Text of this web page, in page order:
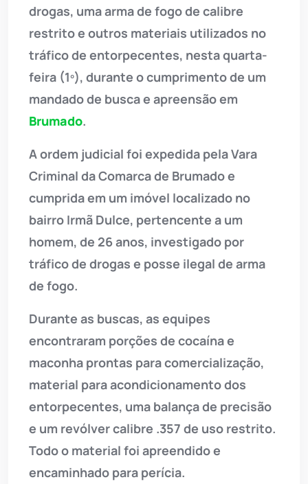
drogas, uma arma de fogo de calibre
restrito e outros materiais utilizados no
tráfico de entorpecentes, nesta quarta-
feira (1º), durante o cumprimento de um
mandado de busca e apreensão em
Brumado.
A ordem judicial foi expedida pela Vara
Criminal da Comarca de Brumado e
cumprida em um imóvel localizado no
bairro Irmã Dulce, pertencente a um
homem, de 26 anos, investigado por
tráfico de drogas e posse ilegal de arma
de fogo.
Durante as buscas, as equipes
encontraram porções de cocaína e
maconha prontas para comercialização,
material para acondicionamento dos
entorpecentes, uma balança de precisão
e um revólver calibre .357 de uso restrito.
Todo o material foi apreendido e
encaminhado para perícia.